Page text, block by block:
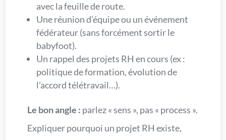
avec la feuille de route.
Une réunion d’équipe ou un événement
fédérateur (sans forcément sortir le
babyfoot).
Un rappel des projets RH en cours (ex :
politique de formation, évolution de
l’accord télétravail…).
Le bon angle : parlez « sens », pas « process ».
Expliquer pourquoi un projet RH existe,